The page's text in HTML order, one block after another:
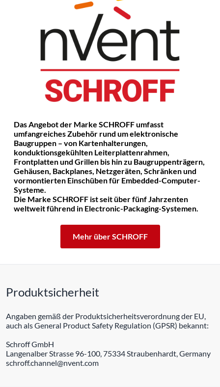
Das Angebot der Marke SCHROFF umfasst
umfangreiches Zubehör rund um elektronische
Baugruppen – von Kartenhalterungen,
konduktionsgekühlten Leiterplattenrahmen,
Frontplatten und Grillen bis hin zu Baugruppenträgern,
Gehäusen, Backplanes, Netzgeräten, Schränken und
vormontierten Einschüben für Embedded-Computer-
Systeme.
Die Marke SCHROFF ist seit über fünf Jahrzenten
weltweit führend in Electronic-Packaging-Systemen.
Mehr über SCHROFF
Produktsicherheit
Angaben gemäß der Produktsicherheitsverordnung der EU,
auch als General Product Safety Regulation (GPSR) bekannt:
Schroff GmbH
Langenalber Strasse 96-100, 75334 Straubenhardt, Germany
schroff.channel@nvent.com